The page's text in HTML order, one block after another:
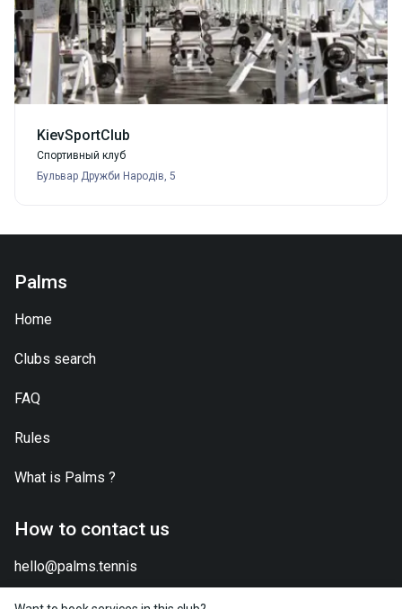
KievSportClub
Спортивный клуб
Бульвар Дружби Народів, 5
Palms
Home
Clubs search
FAQ
Rules
What is Palms ?
How to contact us
hello@palms.tennis